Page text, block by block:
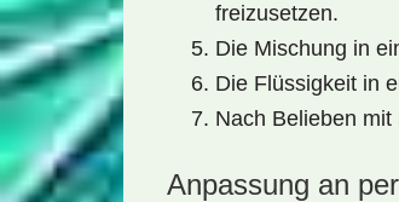
freizusetzen.
Die Mischung in
Die Flüssigkeit in
Nach Belieben
Anpassung an